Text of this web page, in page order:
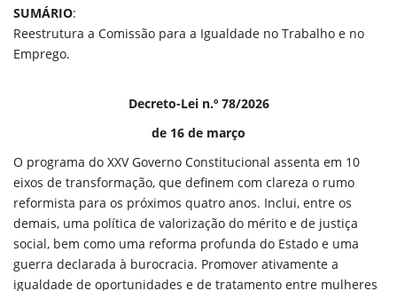
SUMÁRIO:
Reestrutura a Comissão para a Igualdade no Trabalho e no
Emprego.
Decreto-Lei n.º 78/2026
de 16 de março
O programa do XXV Governo Constitucional assenta em 10
eixos de transformação, que definem com clareza o rumo
reformista para os próximos quatro anos. Inclui, entre os
demais, uma política de valorização do mérito e de justiça
social, bem como uma reforma profunda do Estado e uma
guerra declarada à burocracia. Promover ativamente a
igualdade de oportunidades e de tratamento entre mulheres